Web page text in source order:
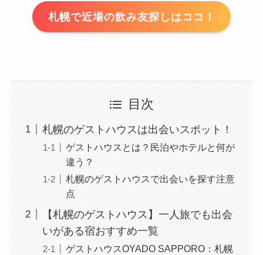
札幌で近場の飲み友探しはココ！
目次
札幌のゲストハウスは出会いスポット！
ゲストハウスとは？民泊やホテルと何が
違う？
札幌のゲストハウスで出会いを探す注意
点
【札幌のゲストハウス】一人旅でも出会
いがある宿おすすめ一覧
ゲストハウスOYADO SAPPORO：札幌